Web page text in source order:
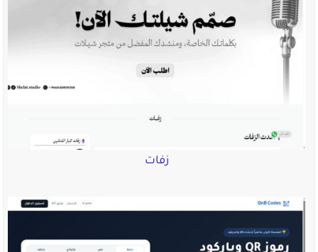
زفات